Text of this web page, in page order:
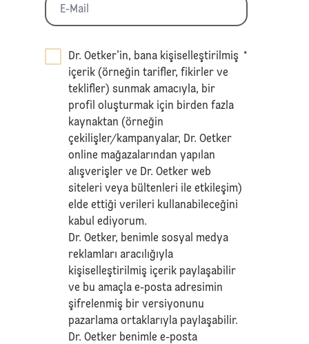
Dr. Oetker’in, bana kişiselleştirilmiş
içerik (örneğin tarifler, fikirler ve
teklifler) sunmak amacıyla, bir
profil oluşturmak için birden fazla
kaynaktan (örneğin
çekilişler/kampanyalar, Dr. Oetker
online mağazalarından yapılan
alışverişler ve Dr. Oetker web
siteleri veya bültenleri ile etkileşim)
elde ettiği verileri kullanabileceğini
kabul ediyorum.
Dr. Oetker, benimle sosyal medya
reklamları aracılığıyla
kişiselleştirilmiş içerik paylaşabilir
ve bu amaçla e-posta adresimin
şifrelenmiş bir versiyonunu
pazarlama ortaklarıyla paylaşabilir.
Dr. Oetker benimle e-posta
*